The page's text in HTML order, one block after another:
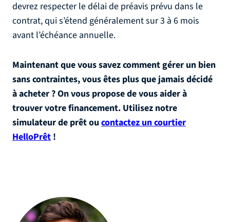
devrez respecter le délai de préavis prévu dans le
contrat, qui s’étend généralement sur 3 à 6 mois
avant l’échéance annuelle.
Maintenant que vous savez comment gérer un bien
sans contraintes, vous êtes plus que jamais décidé
à acheter ? On vous propose de vous aider à
trouver votre financement. Utilisez notre
simulateur de prêt ou contactez un courtier
HelloPrêt !